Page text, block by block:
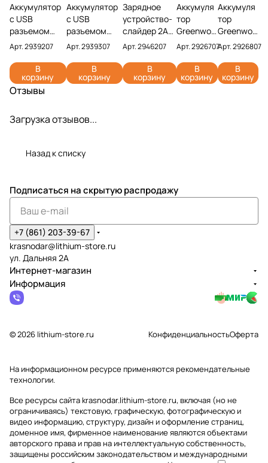
Аккумулятор
с USB
разъемом
Greenworks
G24USB2 24V
2939207 (2
Ач)
Арт.2939207
В
корзину
Аккумулятор
с USB
разъемом
Greenworks
G24USB4 24V
2939307 (4
Ач)
Арт.2939307
В
корзину
Зарядное
устройство-
слайдер 2А
Greenworks
G24UC2 24V
2946207
Арт.2946207
В
корзину
Аккумуля
тор
Greenwor
ks G24B2
24V
2926707
(2 Ач)
Арт.2926707
В
корзину
Аккумуля
тор
Greenwor
ks G24B4
24V
2926807
(4 Ач)
Арт.2926807
В
корзину
Отзывы
Загрузка отзывов...
Назад к списку
Подписаться на скрытую распродажу
+7 (861) 203-39-67
krasnodar@lithium-store.ru
ул. Дальняя 2А
Интернет-магазин
Информация
© 2026 lithium-store.ru КонфиденциальностьОферта
На информационном ресурсе применяютсярекомендательные
технологии.
Все ресурсы сайта krasnodar.lithium-store.ru, включая (но не
ограничиваясь) текстовую, графическую, фотографическую и
видео информацию, структуру, дизайн и оформление страниц,
доменное имя, фирменное наименование являются объектами
авторского права и прав на интеллектуальную собственность,
защищены российским законодательством и международными